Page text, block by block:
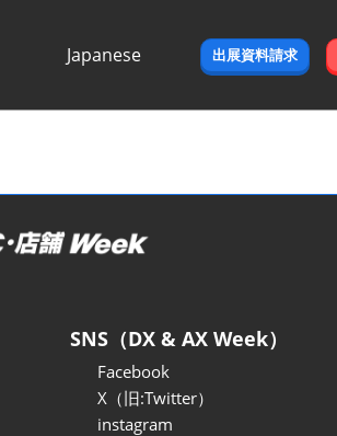
Japanese
出展資料請求
SNS（DX & AX Week）
Facebook
X（旧:Twitter）
instagram